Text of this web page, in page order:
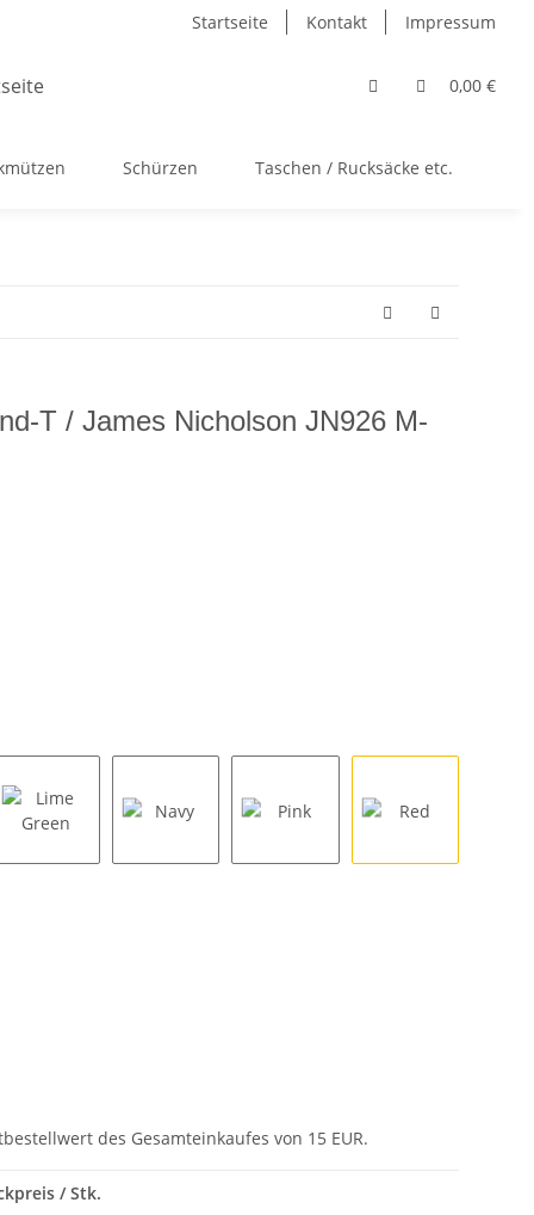
Startseite Kontakt Impressum
0,00 €
Schürzen Taschen / Rucksäcke etc.
T / James Nicholson JN926 M-
des Gesamteinkaufes von 15 EUR.
/ Stk.